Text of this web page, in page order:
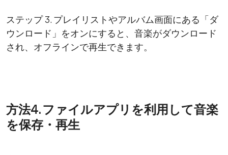
ステップ 3. プレイリストやアルバム画面にある「ダ
ウンロード」をオンにすると、音楽がダウンロード
され、オフラインで再生できます。
方法4. ファイルアプリを利用して音楽
を保存・再生